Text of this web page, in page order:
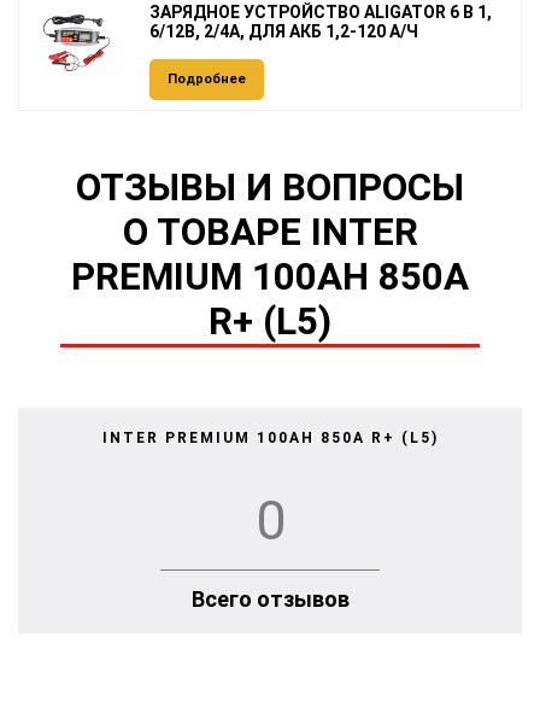
ЗАРЯДНОЕ УСТРОЙСТВО ALIGATOR 6 В 1,
6/12В, 2/4А, ДЛЯ АКБ 1,2-120 А/Ч
Подробнее
ОТЗЫВЫ И ВОПРОСЫ
О ТОВАРЕ INTER
PREMIUM 100AH 850A
R+ (L5)
INTER PREMIUM 100AH 850A R+ (L5)
0
Всего отзывов